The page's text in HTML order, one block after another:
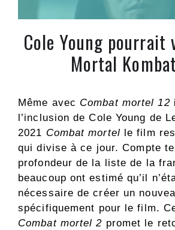
Cole Young pourrait
Mortal
Même avec Combat mortel 12
l’inclusion de Cole Young de
2021 Combat mortel le film
qui divise à ce jour. Compte
profondeur de la liste de la
beaucoup ont estimé qu’il
nécessaire de créer un
spécifiquement pour le film.
Combat mortel 2 promet le